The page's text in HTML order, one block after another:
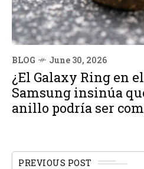
BLOG June 30, 2026
¿El Galaxy Ring en
Samsung insinúa
anillo podría ser
PREVIOUS POST